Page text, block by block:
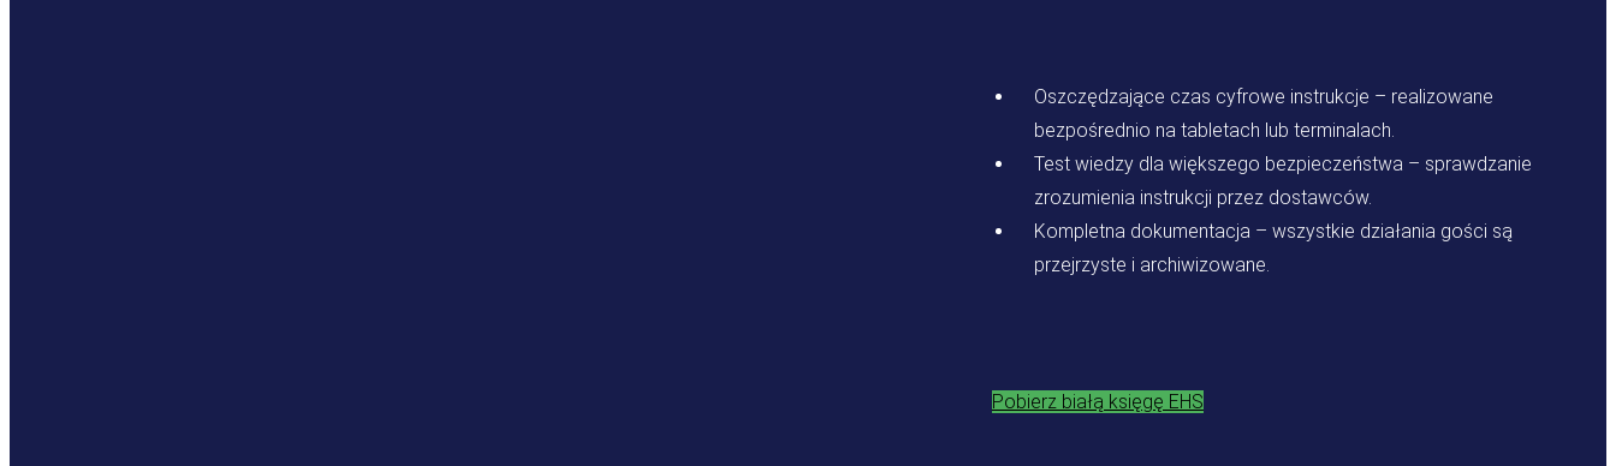
Oszczędzające czas cyfrowe instrukcje – realizowane
bezpośrednio na tabletach lub terminalach.
Test wiedzy dla większego bezpieczeństwa – sprawdzanie
zrozumienia instrukcji przez dostawców.
Kompletna dokumentacja – wszystkie działania gości są
przejrzyste i archiwizowane.
Pobierz białą księgę EHS